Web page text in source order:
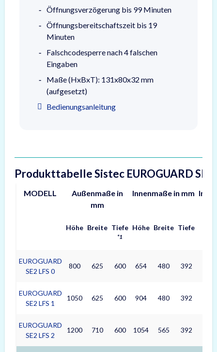
Öffnungsverzögerung bis 99 Minuten
Öffnungsbereitschaftszeit bis 19
Minuten
Falschcodesperre nach 4 falschen
Eingaben
Maße (HxBxT): 131x80x32 mm
(aufgesetzt)
Bedienungsanleitung
Produkttabelle Sistec EUROGUARD SE2
MODELL
Außenmaße in
mm
Innenmaße in mm
Höhe Breite Tiefe
*1
Höhe Breite Tiefe
EUROGUARD
SE2 LFS 0
800 625 600 654 480 392
EUROGUARD
SE2 LFS 1
1050 625 600 904 480 392
EUROGUARD
SE2 LFS 2
1200 710 600 1054 565 392